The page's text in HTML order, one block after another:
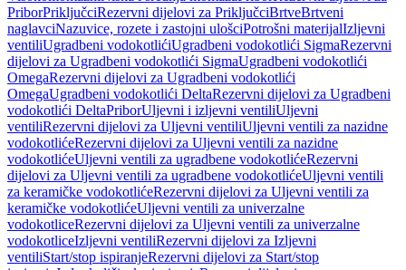
PriborPriključciRezervni dijelovi za PriključciBrtveBrtveni
naglavciNazuvice, rozete i zastojni ulošciPotrošni materijalIzljevni
ventiliUgradbeni vodokotlićiUgradbeni vodokotlići SigmaRezervni
dijelovi za Ugradbeni vodokotlići SigmaUgradbeni vodokotlići
OmegaRezervni dijelovi za Ugradbeni vodokotlići
OmegaUgradbeni vodokotlići DeltaRezervni dijelovi za Ugradbeni
vodokotlići DeltaPriborUljevni i izljevni ventiliUljevni
ventiliRezervni dijelovi za Uljevni ventiliUljevni ventili za nazidne
vodokotlićeRezervni dijelovi za Uljevni ventili za nazidne
vodokotlićeUljevni ventili za ugradbene vodokotlićeRezervni
dijelovi za Uljevni ventili za ugradbene vodokotlićeUljevni ventili
za keramičke vodokotlićeRezervni dijelovi za Uljevni ventili za
keramičke vodokotlićeUljevni ventili za univerzalne
vodokotliceRezervni dijelovi za Uljevni ventili za univerzalne
vodokotliceIzljevni ventiliRezervni dijelovi za Izljevni
ventiliStart/stop ispiranjeRezervni dijelovi za Start/stop